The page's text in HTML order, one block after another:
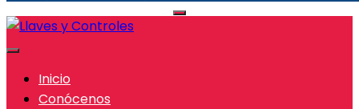
Inicio
Conócenos